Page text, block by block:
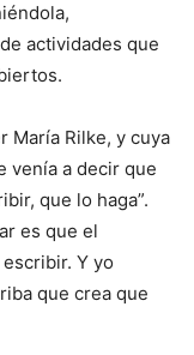
actividades que
María Rilke, y cuya
venía a decir que
que lo haga”.
es que el
Y yo
que crea que